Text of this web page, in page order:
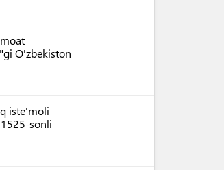
O'zbekiston
iste'moli
sonli